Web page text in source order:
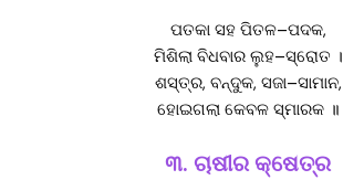
ପତକା ସହ ପିତଳ–ପଦକ,
ମିଶିଲା ବିଧବାର ଲୁହ–ସ୍ରୋତ ।
ଶସ୍ତ୍ର, ବନ୍ଦୁକ, ସଜା–ସାମାନ,
ହୋଇଗଲା କେବଳ ସ୍ମାରକ ॥
୩. ଚାଷୀର କ୍ଷେତ୍ର